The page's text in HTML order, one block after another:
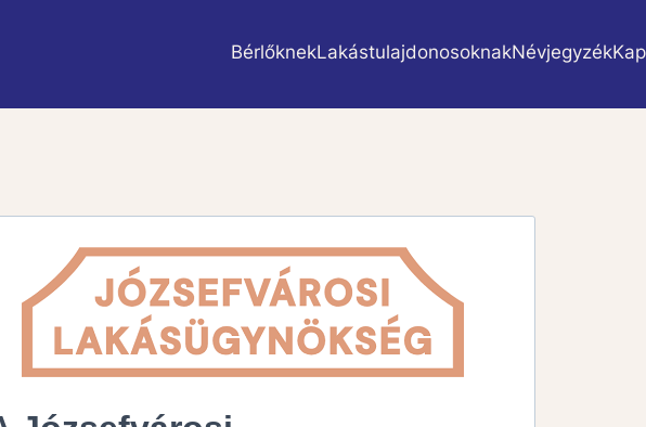
BérlőknekLakástulajdonosoknakNévjegyzék